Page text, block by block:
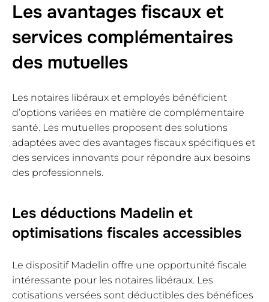
Les avantages fiscaux et
services complémentaires
des mutuelles
Les notaires libéraux et employés bénéficient
d’options variées en matière de complémentaire
santé. Les mutuelles proposent des solutions
adaptées avec des avantages fiscaux spécifiques et
des services innovants pour répondre aux besoins
des professionnels.
Les déductions Madelin et
optimisations fiscales accessibles
Le dispositif Madelin offre une opportunité fiscale
intéressante pour les notaires libéraux. Les
cotisations versées sont déductibles des bénéfices